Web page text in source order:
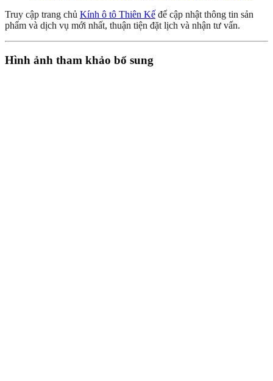
Truy cập trang chủ Kính ô tô Thiên Kế để cập nhật thông tin sản
phẩm và dịch vụ mới nhất, thuận tiện đặt lịch và nhận tư vấn.
Hình ảnh tham khảo bổ sung